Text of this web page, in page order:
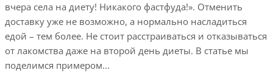
вчера села на диету! Никакого фастфуда!». Отменить
доставку уже не возможно, а нормально насладиться
едой – тем более. Не стоит расстраиваться и отказываться
от лакомства даже на второй день диеты. В статье мы
поделимся примером...